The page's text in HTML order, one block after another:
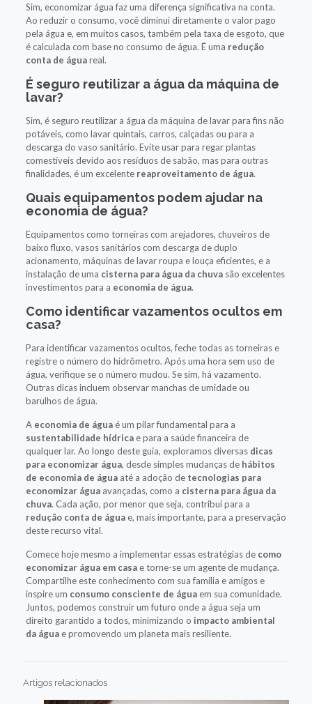
Sim, economizar água faz uma diferença significativa na conta.
Ao reduzir o consumo, você diminui diretamente o valor pago
pela água e, em muitos casos, também pela taxa de esgoto, que
é calculada com base no consumo de água. É uma redução
conta de águareal.
É seguro reutilizar a água da máquina de
lavar?
Sim, é seguro reutilizar a água da máquina de lavar para fins não
potáveis, como lavar quintais, carros, calçadas ou para a
descarga do vaso sanitário. Evite usar para regar plantas
comestíveis devido aos resíduos de sabão, mas para outras
finalidades, é um excelente reaproveitamento de água.
Quais equipamentos podem ajudar na
economia de água?
Equipamentos como torneiras com arejadores, chuveiros de
baixo fluxo, vasos sanitários com descarga de duplo
acionamento, máquinas de lavar roupa e louça eficientes, e a
instalação de uma cisterna para água da chuvasão excelentes
investimentos para a economia de água.
Como identificar vazamentos ocultos em
casa?
Para identificar vazamentos ocultos, feche todas as torneiras e
registre o número do hidrômetro. Após uma hora sem uso de
água, verifique se o número mudou. Se sim, há vazamento.
Outras dicas incluem observar manchas de umidade ou
barulhos de água.
A economia de águaé um pilar fundamental para a
sustentabilidade hídricae para a saúde financeira de
qualquer lar. Ao longo deste guia, exploramos diversas dicas
para economizar água, desde simples mudanças de hábitos
de economia de águaaté a adoção de tecnologias para
economizar águaavançadas, como a cisterna para água da
chuva. Cada ação, por menor que seja, contribui para a
redução conta de águae, mais importante, para a preservação
deste recurso vital.
Comece hoje mesmo a implementar essas estratégias de como
economizar água em casae torne-se um agente de mudança.
Compartilhe este conhecimento com sua família e amigos e
inspire um consumo consciente de águaem sua comunidade.
Juntos, podemos construir um futuro onde a água seja um
direito garantido a todos, minimizando o impacto ambiental
da águae promovendo um planeta mais resiliente.
Artigos relacionados